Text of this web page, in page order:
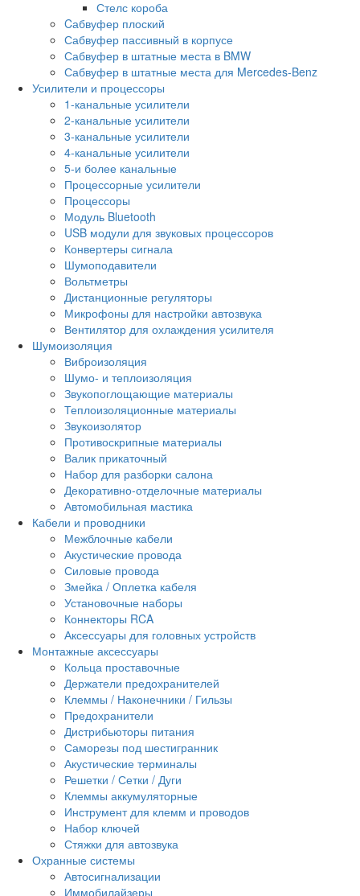
Стелс короба
Cабвуфер плоский
Сабвуфер пассивный в корпусе
Сабвуфер в штатные места в BMW
Сабвуфер в штатные места для Mercedes-Benz
Усилители и процессоры
1-канальные усилители
2-канальные усилители
3-канальные усилители
4-канальные усилители
5-и более канальные
Процессорные усилители
Процессоры
Модуль Bluetooth
USB модули для звуковых процессоров
Конвертеры сигнала
Шумоподавители
Вольтметры
Дистанционные регуляторы
Микрофоны для настройки автозвука
Вентилятор для охлаждения усилителя
Шумоизоляция
Виброизоляция
Шумо- и теплоизоляция
Звукопоглощающие материалы
Теплоизоляционные материалы
Звукоизолятор
Противоскрипные материалы
Валик прикаточный
Набор для разборки салона
Декоративно-отделочные материалы
Автомобильная мастика
Кабели и проводники
Межблочные кабели
Акустические провода
Силовые провода
Змейка / Оплетка кабеля
Установочные наборы
Коннекторы RCA
Аксессуары для головных устройств
Монтажные аксессуары
Кольца проставочные
Держатели предохранителей
Клеммы / Наконечники / Гильзы
Предохранители
Дистрибьюторы питания
Саморезы под шестигранник
Акустические терминалы
Решетки / Сетки / Дуги
Клеммы аккумуляторные
Инструмент для клемм и проводов
Набор ключей
Стяжки для автозвука
Охранные системы
Автосигнализации
Иммобилайзеры